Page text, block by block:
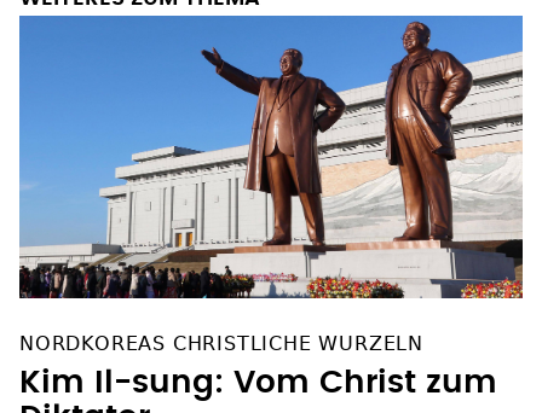
Kim Il-sung: Vom Christ zum
Diktator